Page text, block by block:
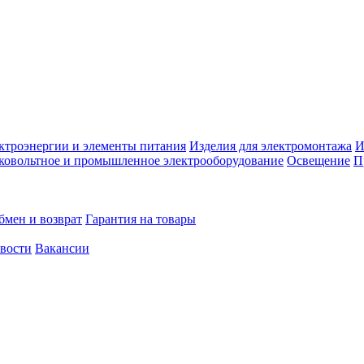
и элементы питания Изделия для электромонтажа
и промышленное электрооборудование Освещение
и возврат Гарантия на товары
Вакансии